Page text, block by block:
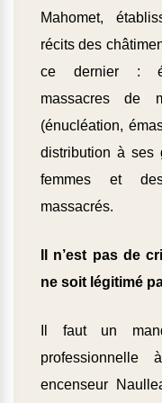
Mahomet,
récits des
ce dernier :
massacres de
(énucléation,
distribution à ses
femmes et
massacrés.
Il n’est pas de
ne soit légitimé
Il faut un
encenseur